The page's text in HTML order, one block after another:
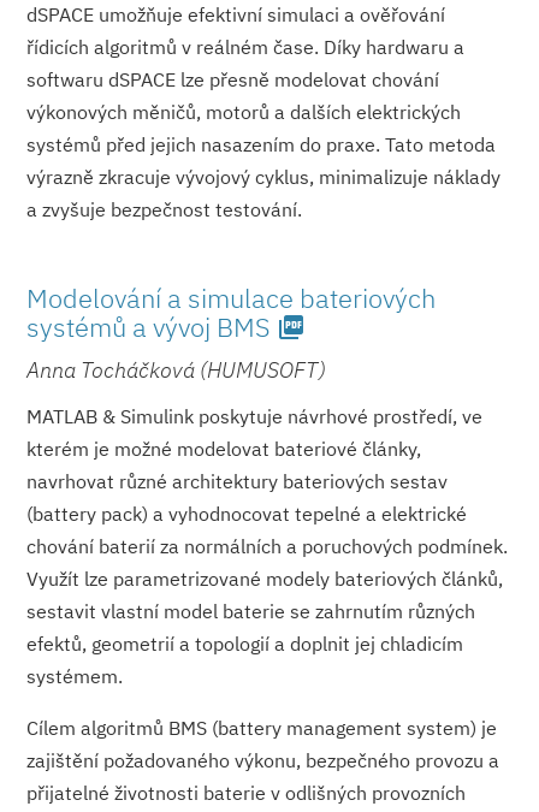
dSPACE umožňuje efektivní simulaci a ověřování
řídicích algoritmů v reálném čase. Díky hardwaru a
softwaru dSPACE lze přesně modelovat chování
výkonových měničů, motorů a dalších elektrických
systémů před jejich nasazením do praxe. Tato metoda
výrazně zkracuje vývojový cyklus, minimalizuje náklady
a zvyšuje bezpečnost testování.
Modelování a simulace bateriových
systémů a vývoj BMS picture_as_pdf
Anna Tocháčková (HUMUSOFT)
MATLAB & Simulink poskytuje návrhové prostředí, ve
kterém je možné modelovat bateriové články,
navrhovat různé architektury bateriových sestav
(battery pack) a vyhodnocovat tepelné a elektrické
chování baterií za normálních a poruchových podmínek.
Využít lze parametrizované modely bateriových článků,
sestavit vlastní model baterie se zahrnutím různých
efektů, geometrií a topologií a doplnit jej chladicím
systémem.
Cílem algoritmů BMS (battery management system) je
zajištění požadovaného výkonu, bezpečného provozu a
přijatelné životnosti baterie v odlišných provozních